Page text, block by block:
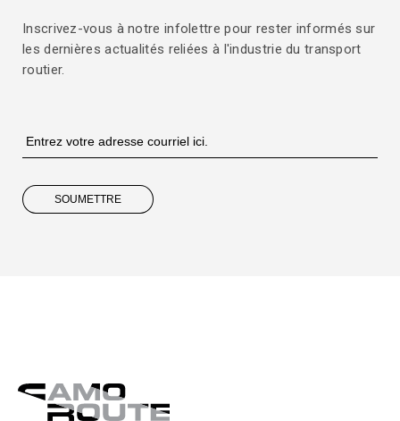
Inscrivez-vous à notre infolettre pour rester informés sur
les dernières actualités reliées à l'industrie du transport
routier.
SOUMETTRE